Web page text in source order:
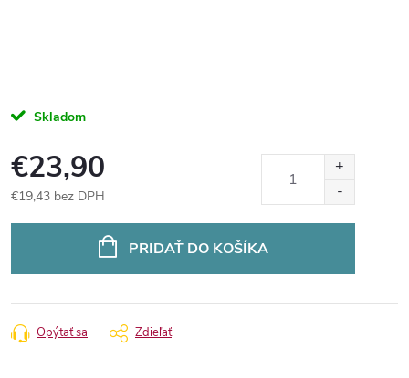
Skladom
€23,90
€19,43 bez DPH
PRIDAŤ DO KOŠÍKA
Opýtať sa Zdieľať